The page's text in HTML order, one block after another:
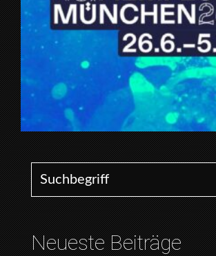
Search for:
Neueste Beiträge